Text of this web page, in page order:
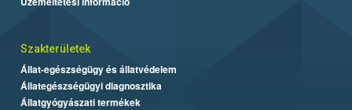
Szakterületek
Állat-egészségügy és állatvédelem
Állategészségügyi diagnosztika
Állatgyógyászati termékek